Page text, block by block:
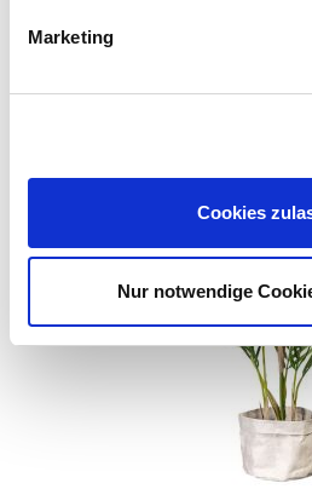
Marketing
Cookies
Nur notwendige
Ähnliche Artikel